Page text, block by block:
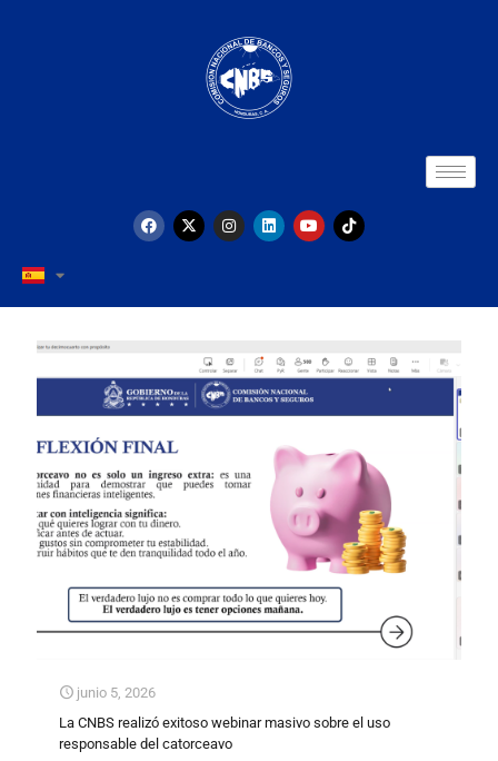
junio 5, 2026
La CNBS realizó exitoso webinar masivo sobre el uso
responsable del catorceavo